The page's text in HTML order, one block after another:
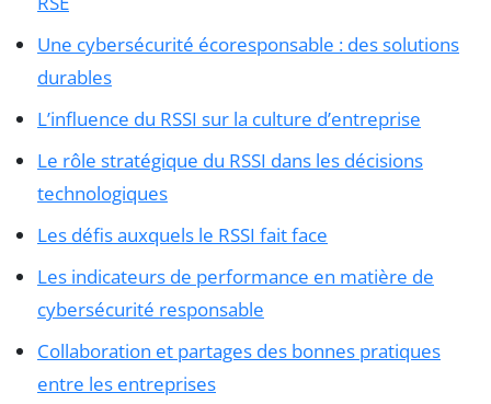
Une cybersécurité écoresponsable : des solutions
durables
L’influence du RSSI sur la culture d’entreprise
Le rôle stratégique du RSSI dans les décisions
technologiques
Les défis auxquels le RSSI fait face
Les indicateurs de performance en matière de
cybersécurité responsable
Collaboration et partages des bonnes pratiques
entre les entreprises